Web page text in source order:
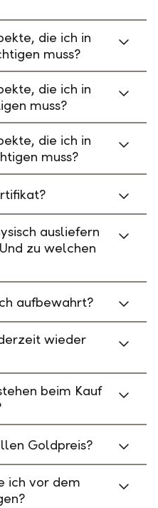
die ich in
muss?
die ich in
muss?
die ich in
muss?
ausliefern
zu welchen
aufbewahrt?
wieder
beim Kauf
Goldpreis?
ich vor dem